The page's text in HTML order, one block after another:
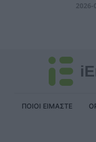
2026-
ΠΟΙΟΙ ΕΙΜΑΣΤΕ